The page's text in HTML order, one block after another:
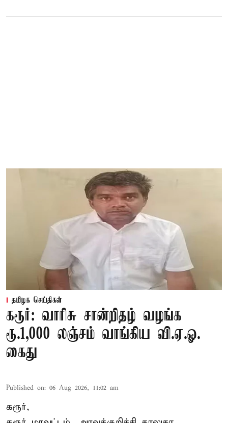
தமிழக செய்திகள்
கரூர்: வாரிசு சான்றிதழ் வழங்க
ரூ.1,000 லஞ்சம் வாங்கிய வி.ஏ.ஓ.
கைது
Published on: 06 Aug 2026, 11:02 am
கரூர்,